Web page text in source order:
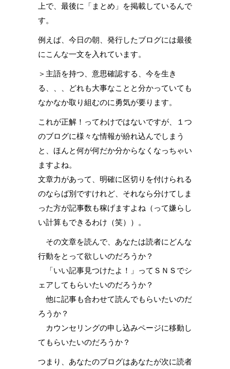
上で、最後に「まとめ」を掲載しているんで
す。
例えば、今日の朝、発行したブログには最後
にこんな一文を入れています。
＞主語を持つ、意思確認する、今を生き
る、、、どれも大事なことと分かっていても
なかなか取り組むのに勇気が要ります。
これが正解！ってわけではないですが、１つ
のブログに様々な情報が紛れ込んでしまう
と、ほんと何が何だか分からなくなっちゃい
ますよね。
文章力があって、明確に区切りを付けられる
のならば別ですけれど、それなら分けてしま
った方が記事数も稼げますよね（って嫌らし
い計算もできるわけ（笑））。
その文章を読んで、あなたは読者にどんな
行動をとって欲しいのだろうか？
「いい記事見つけたよ！」ってＳＮＳでシ
ェアしてもらいたいのだろうか？
他に記事も合わせて読んでもらいたいのだ
ろうか？
カウンセリングの申し込みページに移動し
てもらいたいのだろうか？
つまり、あなたのブログはあなたが次に読者